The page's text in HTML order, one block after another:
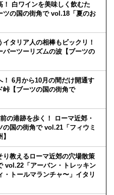
白ワインを美味しく飲むた
ツの国の街角で vol.18「夏のお
イタリア人の相棒もビックリ！
ーツーリズムの波【ブーツの
6月から10月の間だけ開通す
峠【ブーツの国の街角で
の港跡を歩く！ ローマ近郊・
の国の街角で vol.21「フィウミ
教えるローマ近郊の穴場散策
vol.22「アーバン・トレッキン
トールマランチャ〜」イタリ